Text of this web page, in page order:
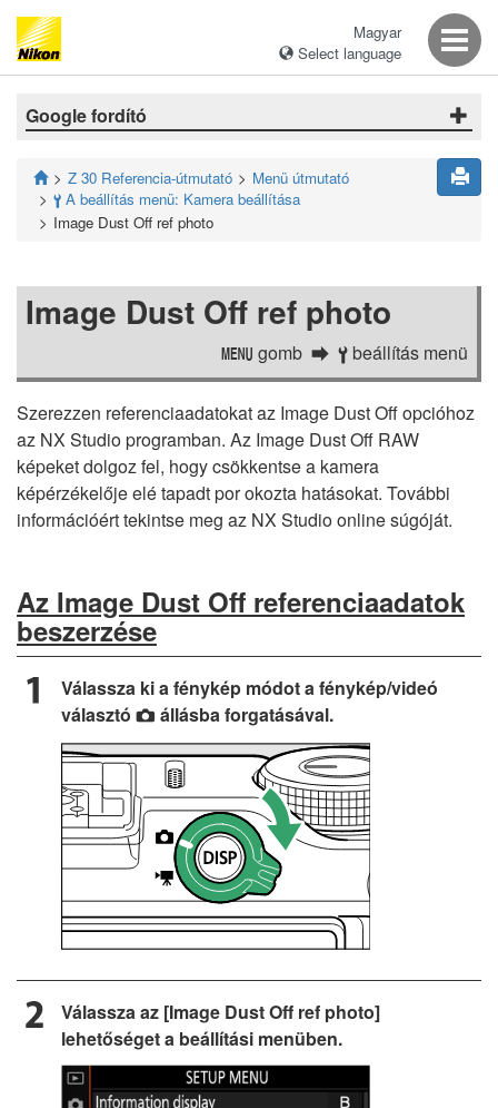
Magyar
Select language
Google fordító
Z 30 Referencia-útmutató Menü útmutató
B A beállítás menü: Kamera beállítása
Image Dust Off ref photo
Image Dust Off ref photo
G gomb B beállítás menü
Szerezzen referenciaadatokat az Image Dust Off opcióhoz
az NX Studio programban. Az Image Dust Off RAW
képeket dolgoz fel, hogy csökkentse a kamera
képérzékelője elé tapadt por okozta hatásokat. További
információért tekintse meg az NX Studio online súgóját.
Az Image Dust Off referenciaadatok
beszerzése
Válassza ki a fénykép módot a fénykép/videó
választó C állásba forgatásával.
Válassza az [Image Dust Off ref photo]
lehetőséget a beállítási menüben.